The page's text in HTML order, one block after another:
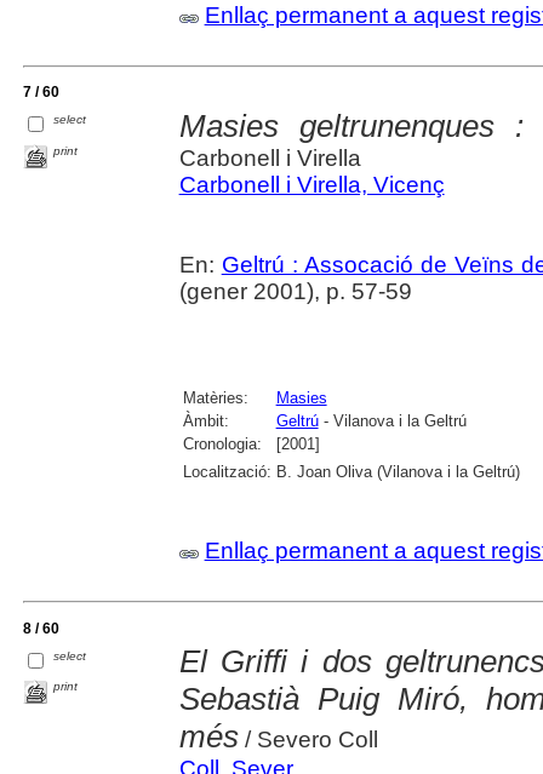
Enllaç permanent a aquest
7 / 60
select
print
Masies geltrunenques
Carbonell i Virella
Carbonell i Virella, Vicenç
En: Geltrú : Assocació de Veïns
(gener 2001), p. 57-59
Matèries:
Masies
Àmbit:
Geltrú- Vilanova i la Geltrú
Cronologia:
[2001]
Localització: B. Joan Oliva (Vilanova i la Geltrú)
Enllaç permanent a aquest
8 / 60
select
print
El Griffi i dos
Sebastià Puig Miró,
més/ Severo Coll
Coll, Sever